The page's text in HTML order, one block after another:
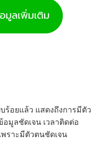
บร้อยแล้ว แสดงถึงการมีตัว
มูลชัดเจน เวลาติดต่อ
พราะมีตัวตนชัดเจน